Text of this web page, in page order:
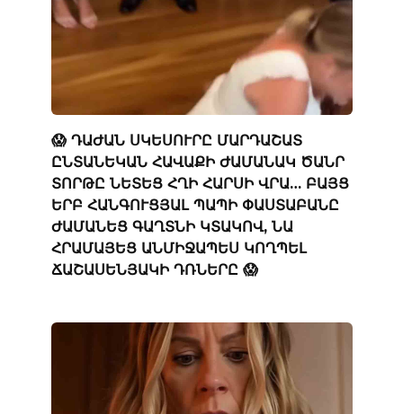
😱 ԴԱԺԱՆ ՍԿԵՍՈՒՐԸ ՄԱՐԴԱՇԱՏ
ԸՆՏԱՆԵԿԱՆ ՀԱՎԱՔԻ ԺԱՄԱՆԱԿ ԾԱՆՐ
ՏՈՐԹԸ ՆԵՏԵՑ ՀՂԻ ՀԱՐՍԻ ՎՐԱ… ԲԱՅՑ
ԵՐԲ ՀԱՆԳՈՒՑՅԱԼ ՊԱՊԻ ՓԱՍՏԱԲԱՆԸ
ԺԱՄԱՆԵՑ ԳԱՂՏՆԻ ԿՏԱԿՈՎ, ՆԱ
ՀՐԱՄԱՅԵՑ ԱՆՄԻՋԱՊԵՍ ԿՈՂՊԵԼ
ՃԱՇԱՍԵՆՅԱԿԻ ԴՌՆԵՐԸ 😱